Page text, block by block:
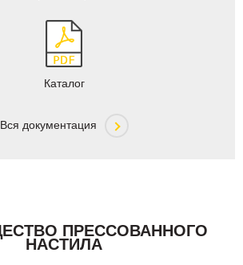
Каталог
Вся документация
ПРЕССОВАННОГО
НАСТИЛА